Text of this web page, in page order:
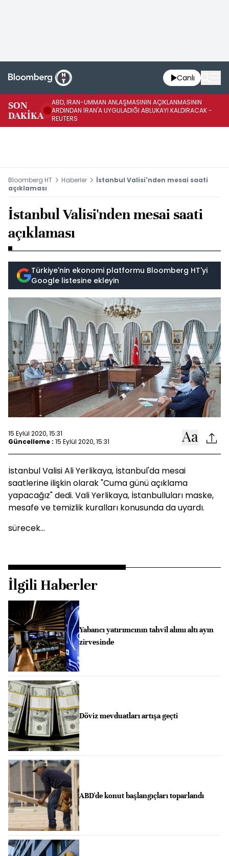
Canlı
SON
DAKİKA
ABD, İRAN-UMMAN ANLAŞMASININ AÇIKLANMASININ
ARDINDAN İRAN'A UYGULADIĞI ABLUKAYI KALDIRACAK -
REUTERS
Bloomberg HT Haberler
İstanbul Valisi'nden mesai saati
açıklaması
İstanbul Valisi'nden mesai saati
açıklaması
Türkiye'nin ekonomi platformu Bloomberg HT'yi
Google listesine ekleyin
15 Eylül 2020, 15:31
Güncelleme : 15 Eylül 2020, 15:31
İstanbul Valisi Ali Yerlikaya, İstanbul'da mesai
saatlerine ilişkin olarak "Cuma günü açıklama
yapacağız" dedi. Vali Yerlikaya, İstanbulluları maske,
mesafe ve temizlik kuralları konusunda da uyardı.
sürecek...
İlgili Haberler
Yabancı yatırımcının tahvil alımı altı ayın
zirvesinde
Döviz mevduatları artışa geçti
ABD'de konut başlangıçları toparlandı